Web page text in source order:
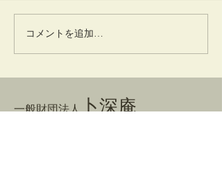
灌仏会・花まつり
コメントを追加…
一般財団法人卜深庵